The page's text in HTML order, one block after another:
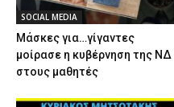
SOCIAL MEDIA
Μάσκες για…γίγαντες
μοίρασε η κυβέρνηση της ΝΔ
στους μαθητές